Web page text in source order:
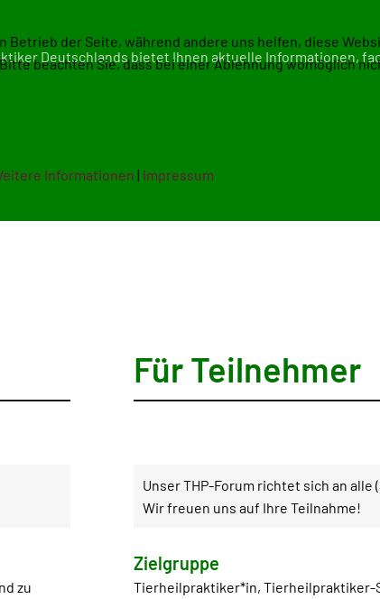
Deutschlandsbietet Ihnen aktuelle Informationen,
zu
Für Teilnehmer
Unser THP-Forum richtet sich an
Wir freuen uns auf Ihre Teilnahme!
Zielgruppe
Tierheilpraktiker*in, Tierheilpraktiker-
der Seite, während andere uns helfen, diese
beachten Sie, dass bei einer Ablehnung womöglich
Informationen | Impressum